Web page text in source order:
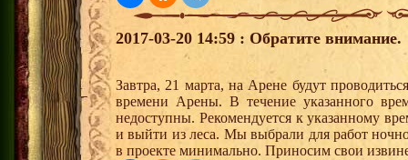
2017-03-20 14:59 : Обратите внимание.
Завтра, 21 марта, на Арене будут
времени Арены. В течение указанного
недоступны. Рекомендуется к указанному
и выйти из леса. Мы выбрали для работ
в проекте минимально. Приносим свои